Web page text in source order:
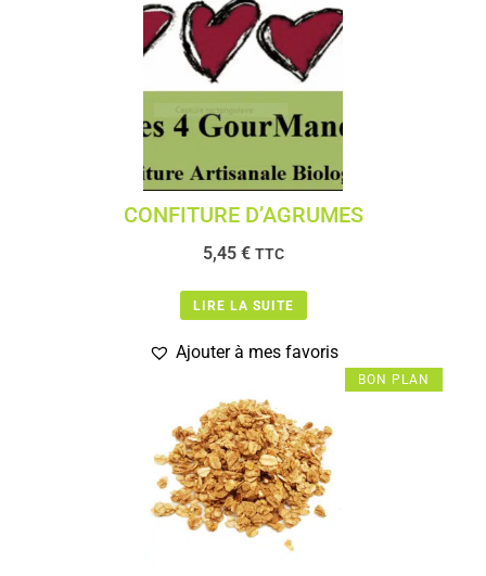
CONFITURE D’AGRUMES
5,45 € TTC
LIRE LA SUITE
Ajouter à mes favoris
BON PLAN